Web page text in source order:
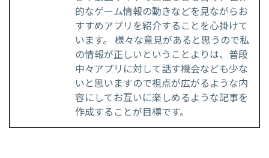
的なゲーム情報の動きなどを見ながらお
すすめアプリを紹介することを心掛けて
います。 様々な意見があると思うので私
の情報が正しいということよりは、普段
中々アプリに対して話す機会なども少な
いと思いますので視点が広がるような内
容にしてお互いに楽しめるような記事を
作成することが目標です。